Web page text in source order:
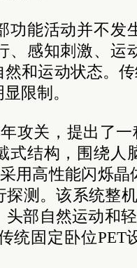
功能活动并不发
、感知刺激、运
和运动状态。
限制。
攻关，提出了
式结构，围绕人
用高性能闪烁
测。该系统整
部自然运动和
统固定卧位PET